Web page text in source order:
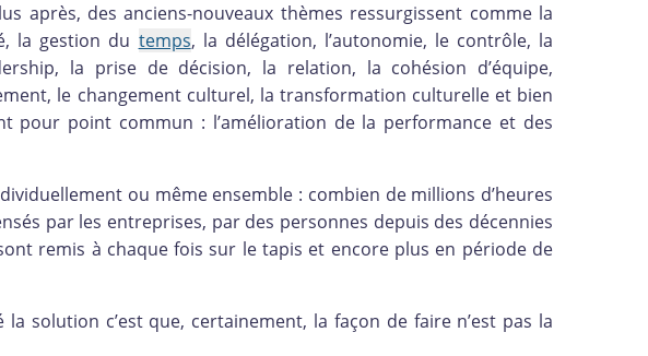
après, des anciens-nouveaux thèmes ressurgissent comme la
la gestion du temps, la délégation, l’autonomie, le contrôle, la
la prise de décision, la relation, la cohésion d’équipe,
le changement culturel, la transformation culturelle et bien
pour point commun : l’amélioration de la performance et des
ou même ensemble : combien de millions d’heures
par les entreprises, par des personnes depuis des décennies
remis à chaque fois sur le tapis et encore plus en période de
solution c’est que, certainement, la façon de faire n’est pas la